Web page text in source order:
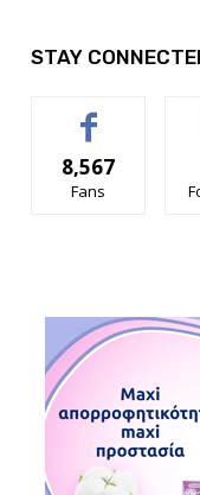
STAY
8,567
Fans